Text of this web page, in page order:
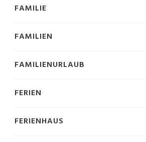
FAMILIE
FAMILIEN
FAMILIENURLAUB
FERIEN
FERIENHAUS